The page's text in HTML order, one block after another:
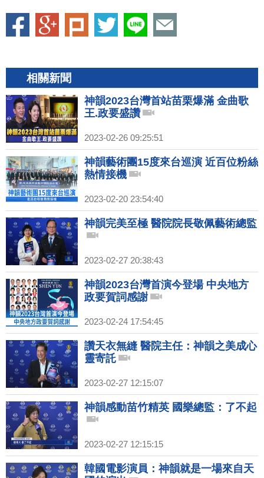
相關新聞
神韻2023台灣首站苗栗爆滿 金曲歌
王.政要盛讚
2023-02-26 09:25:51
神韻藝術團15度來台巡演 近百位粉絲
熱情接機
2023-02-20 23:54:40
神韻完美至極 醫院院長敬佩藝術總監
2023-02-27 20:38:43
神韻2023台灣首演今登場 中央地方
政要賀詞感謝
2023-02-24 17:54:45
讚天衣無縫 醫院主任：神韻之美成心
靈寄託
2023-02-27 12:15:07
神韻感動苗竹精英 國樂總監：了不起
2023-02-27 12:15:15
韓國電影演員：神韻就是一場來自天